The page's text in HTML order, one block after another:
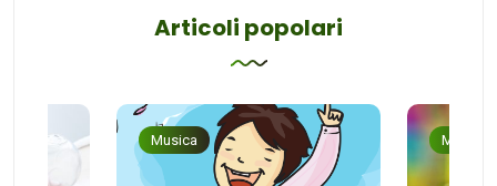
Articoli popolari
Musica Musica